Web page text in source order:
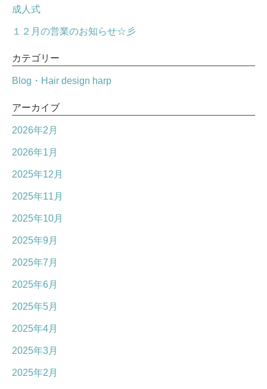
成人式
１２月の営業のお知らせ☆彡
カテゴリー
Blog・Hair design harp
アーカイブ
2026年2月
2026年1月
2025年12月
2025年11月
2025年10月
2025年9月
2025年7月
2025年6月
2025年5月
2025年4月
2025年3月
2025年2月